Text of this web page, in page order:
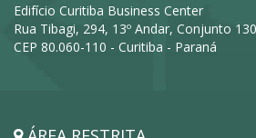
Edifício Curitiba Business Center
Rua Tibagi, 294, 13º Andar, Conjunto
CEP 80.060-110 - Curitiba - Paraná